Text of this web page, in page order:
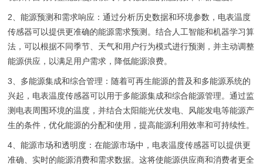
2、能源预测和需求响应：通过分析历史数据和环境参数，电表温度
传感器可以提供更准确的能源需求预测。结合人工智能和机器学习算
法，可以根据不同季节、天气和用户行为模式进行预测，并主动调整
能源供应，以满足用户需求，降低能源浪费。
3、多能源集成和综合管理：随着可再生能源的普及和多能源系统的
兴起，电表温度传感器可以用于多能源集成和综合能源管理。通过监
测电表周围环境的温度，并结合太阳能光伏发电、风能发电等能源产
生的条件，优化能源的分配和使用，提高能源利用效率和可持续性。
4、能源市场和透明度：在能源市场中，电表温度传感器可以提供更
准确、实时的能源消费和需求数据。这将使能源供应商和消费者更全